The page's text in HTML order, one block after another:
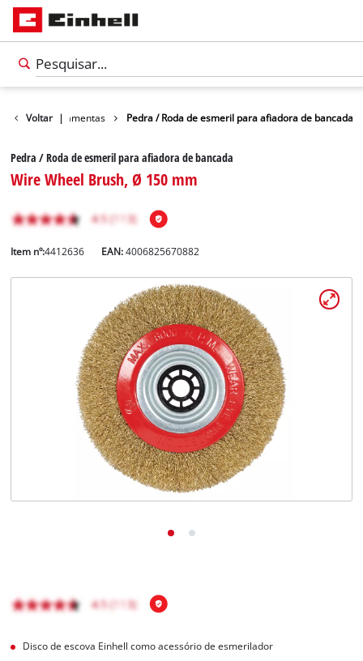
Português
Voltar |
para ferramentas Pedra / Roda de esmeril para afiadora de bancada
Pedra / Roda de esmeril para afiadora de bancada
Wire Wheel Brush, Ø 150 mm
Item nº:4412636 EAN:4006825670882
Disco de escova Einhell como acessório de esmerilador